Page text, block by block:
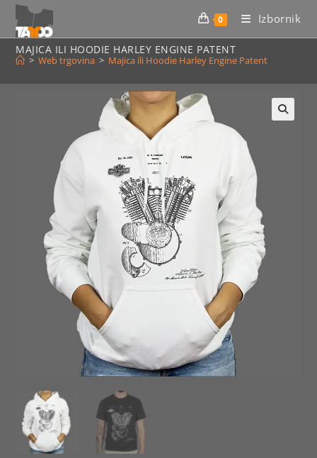
Preskoči
sadržaj
0 Izbornik
MAJICA ILI HOODIE HARLEY ENGINE PATENT
> Web trgovina > Majica ili Hoodie Harley Engine Patent